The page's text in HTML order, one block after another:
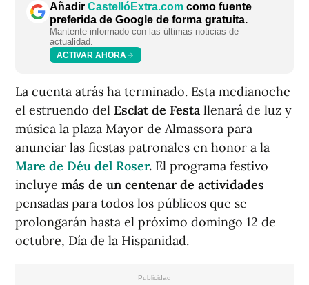
Añadir CastellóExtra.com como fuente
preferida de Google de forma gratuita.
Mantente informado con las últimas noticias de
actualidad.
ACTIVAR AHORA
La cuenta atrás ha terminado. Esta medianoche
el estruendo del Esclat de Festa llenará de luz y
música la plaza Mayor de Almassora para
anunciar las fiestas patronales en honor a la
Mare de Déu del Roser. El programa festivo
incluye más de un centenar de actividades
pensadas para todos los públicos que se
prolongarán hasta el próximo domingo 12 de
octubre, Día de la Hispanidad.